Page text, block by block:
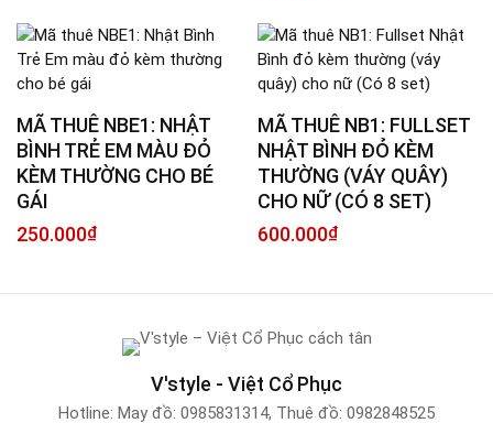
MÃ THUÊ NBE1: NHẬT
BÌNH TRẺ EM MÀU ĐỎ
KÈM THƯỜNG CHO BÉ
GÁI
250.000₫
MÃ THUÊ NB1: FULLSET
NHẬT BÌNH ĐỎ KÈM
THƯỜNG (VÁY QUÂY)
CHO NỮ (CÓ 8 SET)
600.000₫
V'style - Việt Cổ Phục
Hotline: May đồ: 0985831314, Thuê đồ: 0982848525